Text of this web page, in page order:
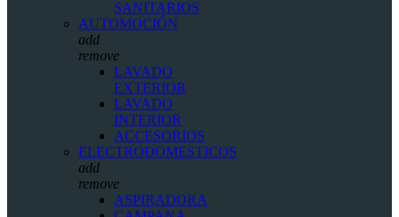
SANITARIOS
AUTOMOCIÓN
add
remove
LAVADO
EXTERIOR
LAVADO
INTERIOR
ACCESORIOS
ELECTRODOMESTICOS
add
remove
ASPIRADORA